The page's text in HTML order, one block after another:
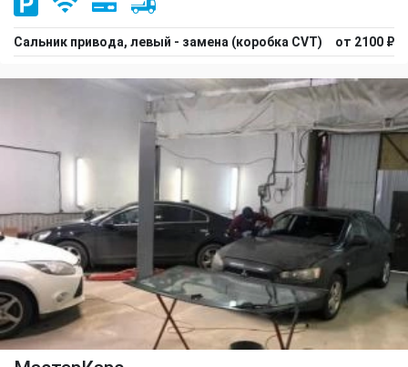
Сальник привода, левый - замена (коробка CVT) от 2100 ₽